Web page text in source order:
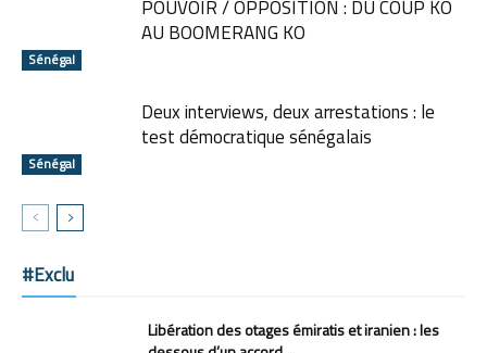
Sénégal
POUVOIR / OPPOSITION : DU COUP KO
AU BOOMERANG KO
Sénégal
Deux interviews, deux arrestations : le
test démocratique sénégalais
#Exclu
Libération des otages émiratis et iranien : les